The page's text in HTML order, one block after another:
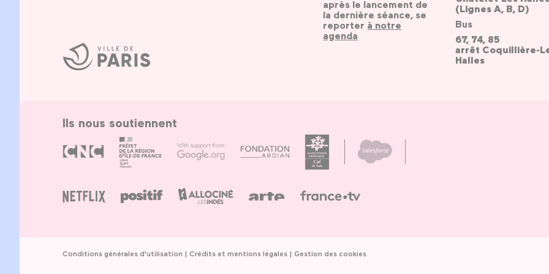
Ville
de
Paris
après le lancement de
la dernière séance, se
reporter à notre
agenda
(Lignes A, B, D)
Bus
67, 74, 85
arrêt Coquillière-
Halles
Ils nous soutiennent
Conditions générales d'utilisation Crédits et mentions légales Gestion des cookies